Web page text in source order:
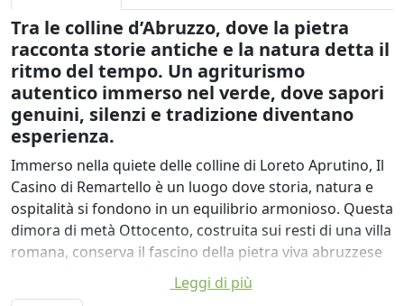
Tra le colline d’Abruzzo, dove la pietra
racconta storie antiche e la natura detta il
ritmo del tempo. Un agriturismo
autentico immerso nel verde, dove sapori
genuini, silenzi e tradizione diventano
esperienza.
Immerso nella quiete delle colline di Loreto Aprutino, Il
Casino di Remartello è un luogo dove storia, natura e
ospitalità si fondono in un equilibrio armonioso. Questa
dimora di metà Ottocento, costruita sui resti di una villa
romana, conserva il fascino della pietra viva abruzzese
e lo trasforma in un’esperienza di soggiorno autentica e
raffinata.
Leggi di più